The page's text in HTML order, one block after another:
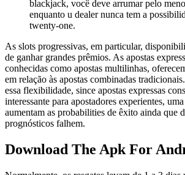
blackjack, você deve arrumar pelo
enquanto u dealer nunca tem a
twenty-one.
As slots progressivas, em particular,
de ganhar grandes prêmios. As apostas
conhecidas como apostas multilinhas,
em relação às apostas combinadas
essa flexibilidade, since apostas expressas
interessante para apostadores experientes,
aumentam as probabilities de êxito ainda que
prognósticos falhem.
Download The Apk For